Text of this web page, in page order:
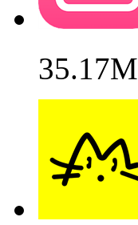
35.17M